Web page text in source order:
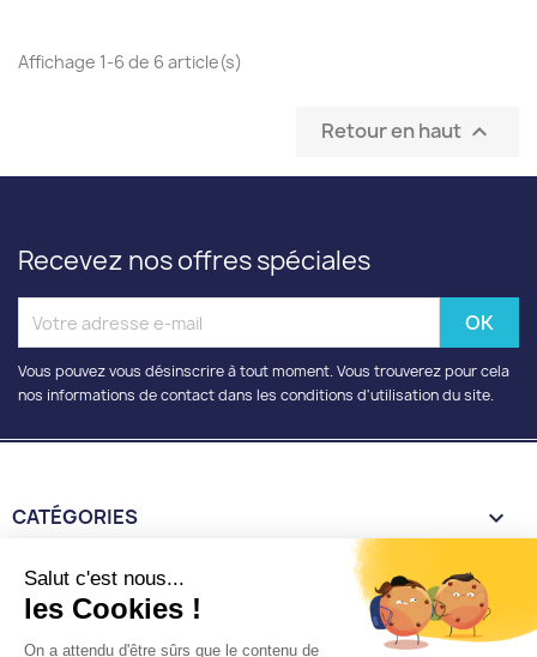
Affichage 1-6 de 6 article(s)
Retour en haut 
Recevez nos offres spéciales
Vous pouvez vous désinscrire à tout moment. Vous trouverez pour cela
nos informations de contact dans les conditions d'utilisation du site.
CATÉGORIES 
INFORMATIONS 
VOTRE COMPTE 
Salut c'est nous...
les Cookies !
On a attendu d'être sûrs que le contenu de